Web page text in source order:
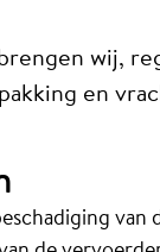
wij,
en
van